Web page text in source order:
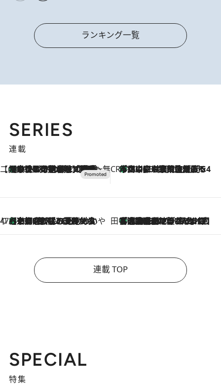
ランキング一覧
SERIES
連載
【CREA×星野リゾート】唯一無二。癒しと発見が待つ場所へ
2026.8.7
【トンボの足水浴】ヒノキの香りに包まれて涼感マックス！約13℃の湧水かけ流しを避暑地「星野温泉 トンボの湯」で体験 CREA'S CHOICE
2026.8.7
「立川にも歌舞伎があるんだよ」 片岡仁左衛門・市川中車ら豪華座組みで4年目の立川立飛歌舞伎へ
47都道府県の手みやげ ひんやりスイーツで夏を満喫
2026.8.7
【京都府】この夏絶対食べたい 冷やしておいしいおやつ3選 ひと口目から心を掴む新緑のテリーヌ 田中稲の勝手に再ブーム
2026.8.7
「湘南乃風に憧れて」観客大盛上がりの“タオル回し”に、ラッパー顔負けの高速歌唱まで…さだまさし（74）のアグレッシブすぎる現在地
連載 TOP
SPECIAL
特集